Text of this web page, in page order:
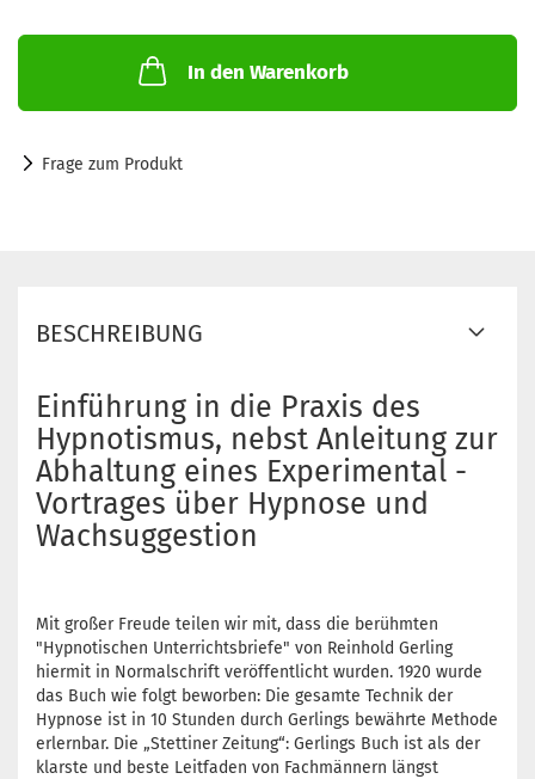
In den Warenkorb
Frage zum Produkt
BESCHREIBUNG
Einführung in die Praxis des
Hypnotismus, nebst Anleitung zur
Abhaltung eines Experimental -
Vortrages über Hypnose und
Wachsuggestion
Mit großer Freude teilen wir mit, dass die berühmten
"Hypnotischen Unterrichtsbriefe" von Reinhold Gerling
hiermit in Normalschrift veröffentlicht wurden. 1920 wurde
das Buch wie folgt beworben: Die gesamte Technik der
Hypnose ist in 10 Stunden durch Gerlings bewährte Methode
erlernbar. Die „Stettiner Zeitung“: Gerlings Buch ist als der
klarste und beste Leitfaden von Fachmännern längst